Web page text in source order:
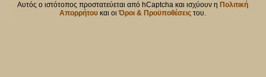
Αυτός ο ιστότοπος προστατεύεται από hCaptcha και ισχύουν η Πολιτική
Απορρήτου και οιΌροι & Προϋποθέσεις του.